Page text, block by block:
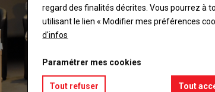
regard des finalités décrites. Vous pourrez à
utilisant le lien « Modifier mes préférences
d'infos
Paramétrer mes cookies
Tout refuser Tout